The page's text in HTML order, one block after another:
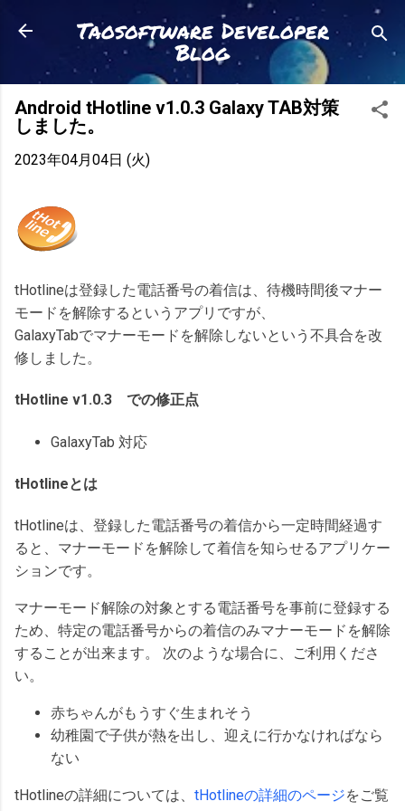
スキップしてメイン コンテンツに移動
Taosoftware Developer
Blog
Android tHotline v1.0.3 Galaxy TAB対策
しました。
2023年04月04日 (火)
tHotlineは登録した電話番号の着信は、待機時間後マナー
モードを解除するというアプリですが、
GalaxyTabでマナーモードを解除しないという不具合を改
修しました。
tHotline v1.0.3 での修正点
GalaxyTab 対応
tHotlineとは
tHotlineは、登録した電話番号の着信から一定時間経過す
ると、マナーモードを解除して着信を知らせるアプリケー
ションです。
マナーモード解除の対象とする電話番号を事前に登録する
ため、特定の電話番号からの着信のみマナーモードを解除
することが出来ます。 次のような場合に、ご利用くださ
い。
赤ちゃんがもうすぐ生まれそう
幼稚園で子供が熱を出し、迎えに行かなければなら
ない
tHotlineの詳細については、 tHotlineの詳細のページをご覧